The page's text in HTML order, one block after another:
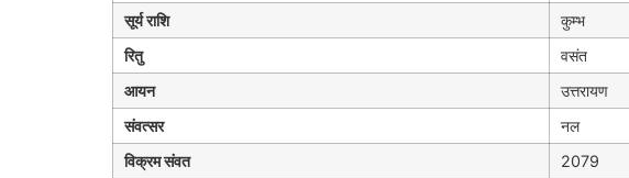
सूर्य राशि
कुम्भ
रितु
वसंत
आयन
उत्तरायण
संवत्सर
नल
विक्रम संवत
2079